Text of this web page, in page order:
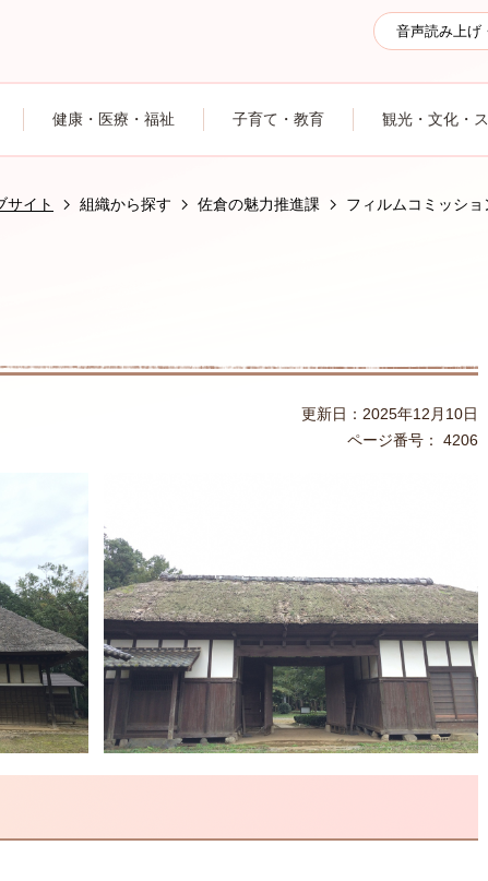
音声読み上げ
健康・医療・福祉 子育て・教育 観光・文化・
サイト 組織から探す 佐倉の魅力推進課 フィルムコミッショ
更新日：2025年12月10日
ページ番号：
4206